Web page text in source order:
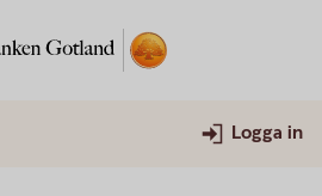
Logga in